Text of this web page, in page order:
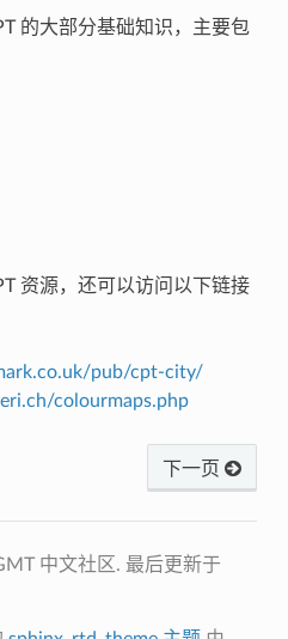
的大部分基础知识，主要包
资源，还可以访问以下链接
pub/cpt-city/
colourmaps.php
下一页
中文社区. 最后更新于